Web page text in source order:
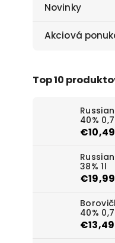
Novinky
Akciová
Top 10
40%
€10,49
38% 1l
€19,99
40%
€13,49